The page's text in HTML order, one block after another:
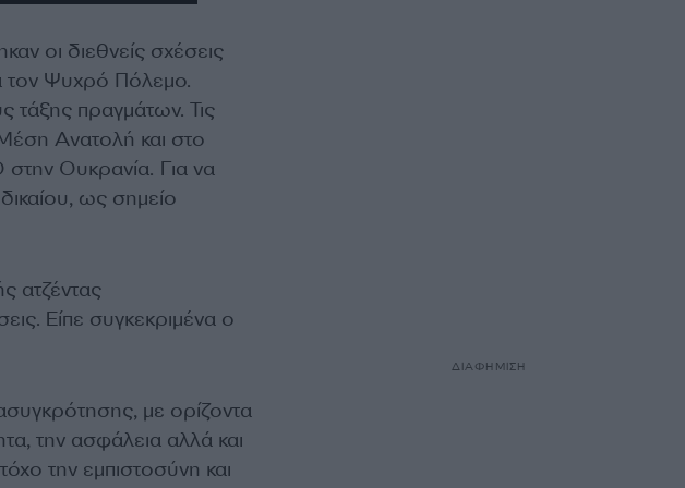
οι διεθνείς σχέσεις
τον Ψυχρό Πόλεμο.
τάξης πραγμάτων. Τις
Ανατολή και στο
στην Ουκρανία. Για να
ως σημείο
ατζέντας
Είπε συγκεκριμένα ο
με ορίζοντα
την ασφάλεια αλλά και
την εμπιστοσύνη και
ΔΙΑΦΗΜΙΣΗ